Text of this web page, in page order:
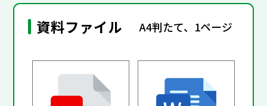
資料ファイル A4判たて、1ページ